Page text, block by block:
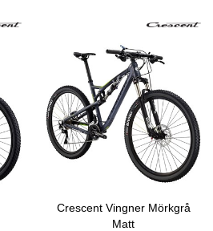
Crescent Vingner Mörkgrå
Matt